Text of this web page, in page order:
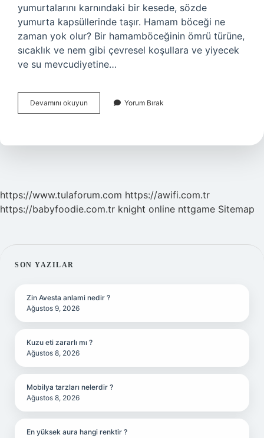
yumurtalarını karnındaki bir kesede, sözde
yumurta kapsüllerinde taşır. Hamam böceği ne
zaman yok olur? Bir hamamböceğinin ömrü türüne,
sıcaklık ve nem gibi çevresel koşullara ve yiyecek
ve su mevcudiyetine…
Devamını okuyun
Böcekleri
Yaşar
Yorum Bırak
https://www.tulaforum.com https://awifi.com.tr
https://babyfoodie.com.tr knight online nttgame Sitemap
SIDEBAR
SON YAZILAR
Zin Avesta anlami nedir ?
Ağustos 9, 2026
Kuzu eti zararlı mı ?
Ağustos 8, 2026
Mobilya tarzları nelerdir ?
Ağustos 8, 2026
En yüksek aura hangi renktir ?